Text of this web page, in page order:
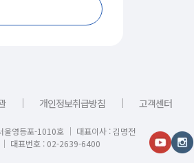
｜ 개인정보취급방침 ｜ 고객센터
울영등포-1010호 │ 대표이사 : 김명전
│ 대표번호 : 02-2639-6400